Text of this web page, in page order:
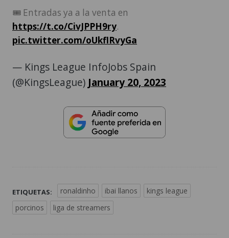
🎟 Entradas ya a la venta en
https://t.co/CivJPPH9ry.
pic.twitter.com/oUkflRvyGa
— Kings League InfoJobs Spain
(@KingsLeague) January 20, 2023
ETIQUETAS: ronaldinho ibai llanos
kings league
porcinos
liga de streamers